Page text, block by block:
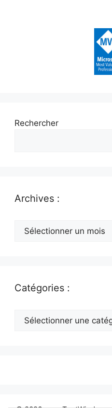
Rechercher
Archives :
Archives
Catégories :
Catégories